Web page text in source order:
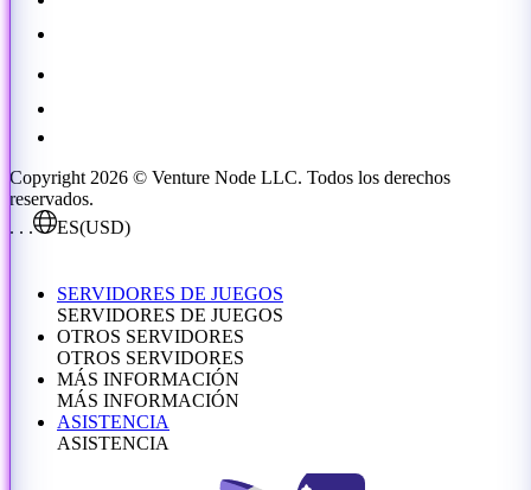
Copyright 2026 © Venture Node LLC. Todos los derechos
reservados.
. . .
ES(USD)
SERVIDORES DE JUEGOS
SERVIDORES DE JUEGOS
OTROS SERVIDORES
OTROS SERVIDORES
MÁS INFORMACIÓN
MÁS INFORMACIÓN
ASISTENCIA
ASISTENCIA